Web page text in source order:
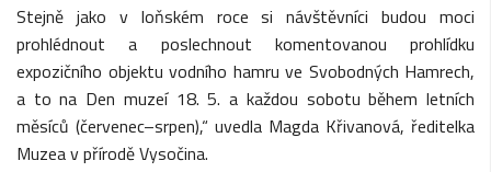
Stejně jako v loňském roce si návštěvníci budou moci
prohlédnout a poslechnout komentovanou prohlídku
expozičního objektu vodního hamru ve Svobodných Hamrech,
a to na Den muzeí 18. 5. a každou sobotu během letních
měsíců (červenec–srpen),“ uvedla Magda Křivanová, ředitelka
Muzea v přírodě Vysočina.